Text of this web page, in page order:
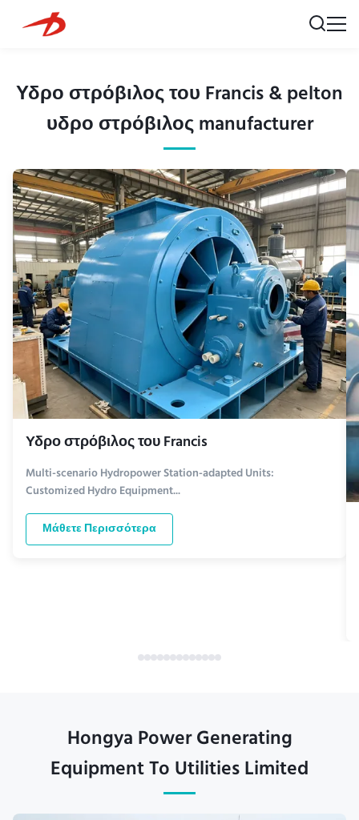
Υδρο στρόβιλος του Francis & pelton
υδρο στρόβιλος manufacturer
Υδρο στρόβιλος του Francis
Multi-scenario Hydropower Station-adapted Units:
Customized Hydro Equipment...
Μάθετε Περισσότερα
Hongya Power Generating
Equipment To Utilities Limited